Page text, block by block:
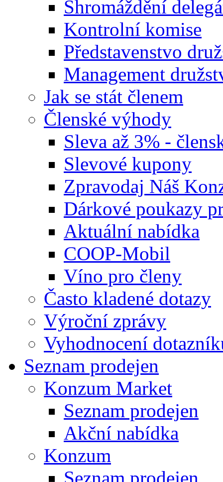
Shromáždění
Kontrolní komise
Představenstvo
Management
Jak se stát členem
Členské výhody
Sleva až 3% -
Slevové kupony
Zpravodaj Náš
Dárkové poukazy
Aktuální nabídka
COOP-Mobil
Víno pro členy
Často kladené dotazy
Výroční zprávy
Vyhodnocení
Seznam prodejen
Konzum Market
Seznam prodejen
Akční nabídka
Konzum
Seznam prodejen